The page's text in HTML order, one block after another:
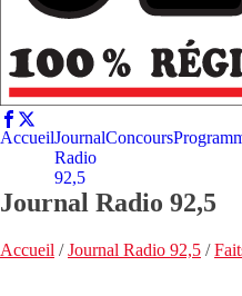
AccueilJournal
Radio
92,5
Concours
Journal Radio 92,5
Accueil /Journal Radio 92,5 /